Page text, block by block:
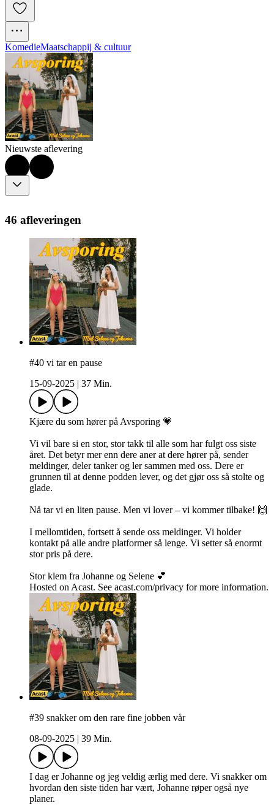
KomedieMaatschappij & cultuur
Nieuwste aflevering
46 afleveringen
#40 vi tar en pause
15-09-2025
37 Min.
Kjære du som hører på Avsporing 💗
Vi vil bare si en stor, stor takk til alle som har fulgt oss siste
året. Det betyr mer enn dere aner at dere hører på, sender
meldinger, deler tanker og ler sammen med oss. Dere er
grunnen til at denne podden lever, og det gjør oss så stolte og
glade.
Nå tar vi en liten pause. Men vi lover – vi kommer tilbake! 🙌
I mellomtiden, fortsett å sende oss meldinger. Vi holder
kontakt på alle andre platformer så lenge. Vi setter så enormt
stor pris på dere.
Stor klem fra Johanne og Selene 💕
Hosted on Acast. See acast.com/privacy for more information.
#39 snakker om den rare fine jobben vår
08-09-2025
39 Min.
I dag er Johanne og jeg veldig ærlig med dere. Vi snakker om
hvordan den siste tiden har vært, Johanne røper også nye
planer.